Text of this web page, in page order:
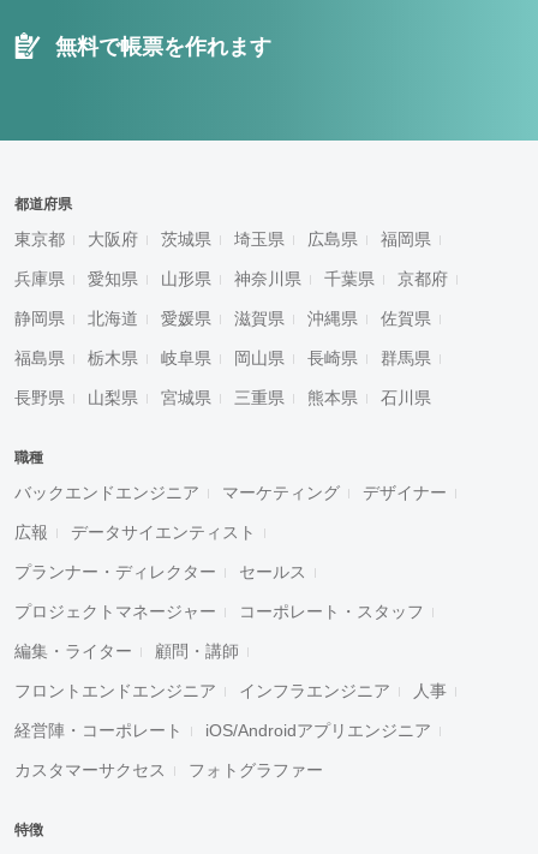
無料で帳票を作れます
都道府県
東京都 大阪府 茨城県 埼玉県 広島県 福岡県
兵庫県 愛知県 山形県 神奈川県 千葉県 京都府
静岡県 北海道 愛媛県 滋賀県 沖縄県 佐賀県
福島県 栃木県 岐阜県 岡山県 長崎県 群馬県
長野県 山梨県 宮城県 三重県 熊本県 石川県
職種
バックエンドエンジニア マーケティング デザイナー
広報 データサイエンティスト
プランナー・ディレクター セールス
プロジェクトマネージャー コーポレート・スタッフ
編集・ライター 顧問・講師
フロントエンドエンジニア インフラエンジニア 人事
経営陣・コーポレート iOS/Androidアプリエンジニア
カスタマーサクセス フォトグラファー
特徴